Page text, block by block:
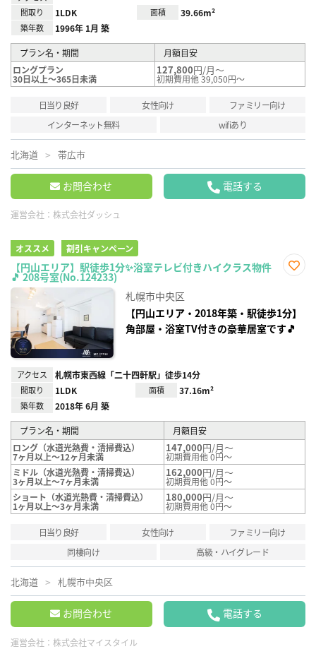
間取り
1LDK 面積 39.66m²
築年数 1996年 1月 築
プラン名・期間
月額目安
ロングプラン
30日以上～365日未満
127,800円/月～
初期費用他 39,050円～
日当り良好 女性向け
ファミリー向け
インターネット無料
wifiあり
北海道 帯広市
お問合わせ 電話する
運営会社： 株式会社ダッシュ
オススメ 割引キャンペーン
【円山エリア】駅徒歩1分✨浴室テレビ付きハイクラス物件
🎵 208号室(No.124233)
録
札幌市中央区
【円山エリア・2018年築・駅徒歩1分】
角部屋・浴室TV付きの豪華居室です🎵
アクセス 札幌市東西線「二十四軒駅」徒歩14分
間取り 1LDK 面積 37.16m²
築年数 2018年 6月 築
プラン名・期間
月額目安
ロング（水道光熱費・清掃費込）
7ヶ月以上～12ヶ月未満
147,000円/月～
初期費用他 0円～
ミドル（水道光熱費・清掃費込）
3ヶ月以上～7ヶ月未満
162,000円/月～
初期費用他 0円～
ショート（水道光熱費・清掃費込）
1ヶ月以上～3ヶ月未満
180,000円/月～
初期費用他 0円～
日当り良好 女性向け
ファミリー向け
同棲向け
高級・ハイグレード
北海道 札幌市中央区
お問合わせ 電話する
運営会社： 株式会社マイスタイル